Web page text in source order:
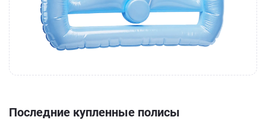
Последние купленные полисы